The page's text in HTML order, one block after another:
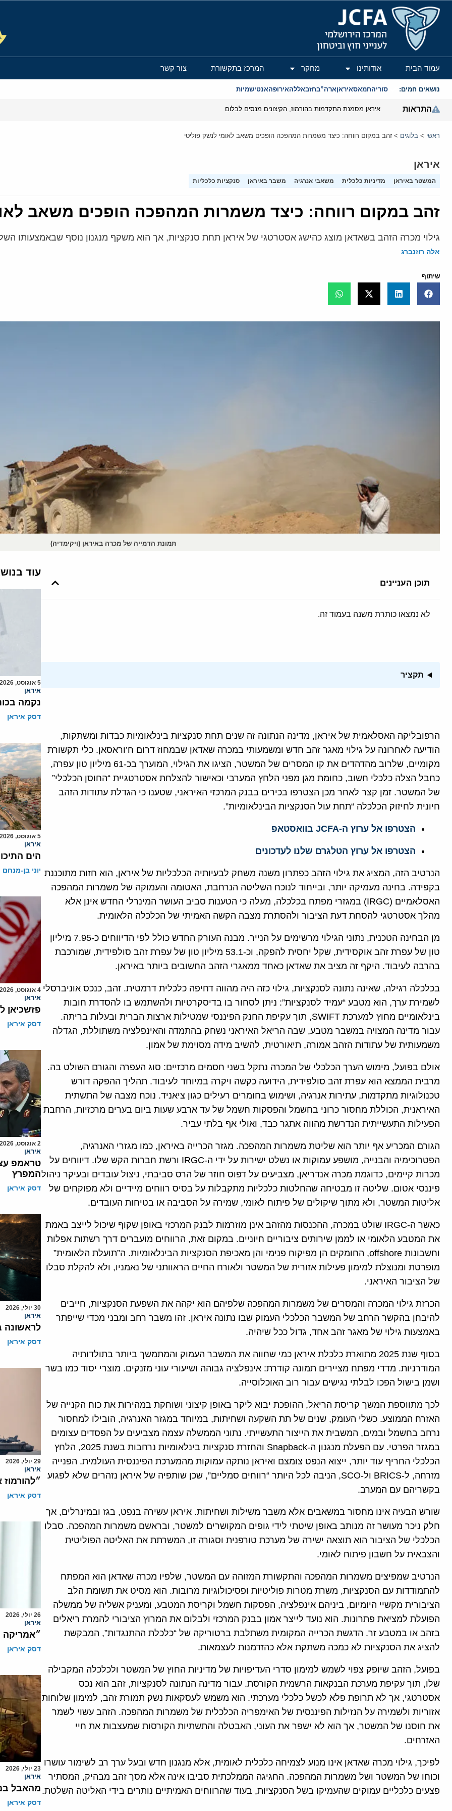
המרכז הירושלמי לענייני חוץ וביטחון
עמוד הבית אודותינו מחקר המרכז בתקשורת צור קשר
נושאים חמים: סוריהחמאסאיראןארה”בחזבאללהאירופהאנטישמיות
התראות איראן מסמנת התקדמות בהורמוז, הקיצונים מנסים לבלום
ראשי > בלוגים > זהב במקום רווחה: כיצד משמרות המהפכה הופכים משאב לאומי לנשק פוליטי
איראן
המשטר באיראן מדיניות כלכלית משאבי אנרגיה משבר באיראן סנקציות כלכליות
זהב במקום רווחה: כיצד משמרות המהפכה הופכים משאב
גילוי מכרה הזהב בשאדאן מוצג כהישג אסטרטגי של איראן תחת סנקציות, אך הוא משקף מנגנון נוסף שבאמצעותו
אלה רוזנברג
שיתוף
תמונת הדמייה של מכרה באיראן (ויקימדיה)
תוכן העניינים
לא נמצאו כותרת משנה בעמוד זה.
תקציר
הרפובליקה האסלאמית של איראן, מדינה הנתונה זה שנים תחת סנקציות בינלאומיות כבדות ומשתקות,
הודיעה לאחרונה על גילוי מאגר זהב חדש ומשמעותי במכרה שאדאן שבמחוז דרום ח’וראסאן. כלי תקשורת
מקומיים, שלרוב מהדהדים את קו המסרים של המשטר, הציגו את הגילוי, המוערך בכ-61 מיליון טון עפרה,
כחבל הצלה כלכלי חשוב, כחומת מגן מפני הלחץ המערבי וכאישור להצלחת אסטרטגיית “החוסן הכלכלי”
של המשטר. זמן קצר לאחר מכן הצטרפו בכירים בבנק המרכזי האיראני, שטענו כי הגדלת עתודות הזהב
חיונית לחיזוק הכלכלה “תחת עול הסנקציות הבינלאומיות”.
הצטרפו אל ערוץ ה-JCFA בוואסטאפ
הצטרפו אל ערוץ הטלגרם שלנו לעדכונים
הנרטיב הזה, המציג את גילוי הזהב כפתרון משנה משחק לבעיותיה הכלכליות של איראן, הוא חזות מתוכננת
בקפידה. בחינה מעמיקה יותר, ובייחוד לנוכח השליטה הנרחבת, האטומה והעמוקה של משמרות המהפכה
האסלאמיים (IRGC) במגזרי מפתח בכלכלה, מעלה כי הטענות סביב העושר המינרלי החדש אינן אלא
מהלך אסטרטגי להסחת דעת הציבור ולהסתרת מצבה הקשה האמיתי של הכלכלה הלאומית.
מן הבחינה הטכנית, נתוני הגילוי מרשימים על הנייר. מבנה העורק החדש כולל לפי הדיווחים כ-7.95 מיליון
טון של עפרת זהב אוקסידית, שקל יחסית להפקה, וכ-53.1 מיליון טון של עפרת זהב סולפידית, שמורכבת
בהרבה לעיבוד. היקף זה מציב את שאדאן כאחד ממאגרי הזהב החשובים ביותר באיראן.
בכלכלה רגילה, שאינה נתונה לסנקציות, גילוי כזה היה מהווה דחיפה כלכלית דרמטית. זהב, כנכס אוניברסלי
לשמירת ערך, הוא מטבע “עמיד לסנקציות”: ניתן לסחור בו בדיסקרטיות ולהשתמש בו להסדרת חובות
בינלאומיים מחוץ למערכת SWIFT, תוך עקיפת החנק הפיננסי שמטילות ארצות הברית ובעלות בריתה.
עבור מדינה המצויה במשבר מטבע, שבה הריאל האיראני נשחק בהתמדה והאינפלציה משתוללת, הגדלה
משמעותית של עתודות הזהב אמורה, תיאורטית, להשיב מידה מסוימת של אמון.
אולם בפועל, מימוש הערך הכלכלי של המכרה נתקל בשני חסמים מרכזיים: סוג העפרה והגורם השולט בה.
מרבית הממצא הוא עפרת זהב סולפידית, הידועה כקשה ויקרה במיוחד לעיבוד. תהליך ההפקה דורש
טכנולוגיות מתקדמות, עתירות אנרגיה, ושימוש בחומרים רעילים כגון ציאניד. נוכח מצבה של התשתית
האיראנית, הכוללת מחסור כרוני בחשמל והפסקות חשמל של עד ארבע שעות ביום בערים מרכזיות, הרחבת
הפעילות התעשייתית הנדרשת מהווה אתגר כבד, ואולי אף בלתי עביר.
הגורם המכריע אף יותר הוא שליטת משמרות המהפכה. מגזר הכרייה באיראן, כמו מגזרי האנרגיה,
הפטרוכימיה והבנייה, מושפע עמוקות או נשלט ישירות על ידי ה-IRGC ורשת חברות הקש שלו. דיווחים על
מכרות קיימים, כדוגמת מכרה אנדריאן, מצביעים על דפוס חוזר של הרס סביבתי, ניצול עובדים ובעיקר ניהול
פיננסי אטום. שליטה זו מבטיחה שהחלטות כלכליות מתקבלות על בסיס רווחים מיידיים ולא מפוקחים של
אליטות המשטר, ולא מתוך שיקולים של פיתוח לאומי, שמירה על הסביבה או בטיחות העובדים.
כאשר ה-IRGC שולט במכרה, ההכנסות מהזהב אינן מוזרמות לבנק המרכזי באופן שקוף שיכול לייצב באמת
את המטבע הלאומי או לממן שירותים ציבוריים חיוניים. במקום זאת, הרווחים מועברים דרך רשתות אפלות
וחשבונות offshore, החומקים הן מפיקוח פנימי והן מאכיפת הסנקציות הבינלאומיות. ה”תועלת הלאומית”
מופרטת ומנוצלת למימון פעילות אזורית של המשטר ולאורח החיים הראוותני של נאמניו, ולא להקלת סבלו
של הציבור האיראני.
הכרזת גילוי המכרה והמסרים של משמרות המהפכה שלפיהם הוא יקהה את השפעת הסנקציות, חייבים
להיבחן בהקשר הרחב של המשבר הכלכלי העמוק שבו נתונה איראן. זהו משבר רחב ומבני מכדי שייפתר
באמצעות גילוי של מאגר זהב אחד, גדול ככל שיהיה.
בסוף שנת 2025 מתוארת כלכלת איראן כמי שחווה את המשבר העמוק והמתמשך ביותר בתולדותיה
המודרניות. מדדי מפתח מציירים תמונה קודרת: אינפלציה גבוהה ושיעורי עוני מזנקים. מוצרי יסוד כמו בשר
ושמן בישול הפכו לבלתי נגישים עבור רוב האוכלוסייה.
לכך מתווספת המשך קריסת הריאל, ההופכת יבוא ליקר באופן קיצוני ושוחקת במהירות את כוח הקנייה של
האזרח הממוצע. כשלי העומק, שנים של תת השקעה ושחיתות, במיוחד במגזר האנרגיה, הובילו למחסור
נרחב בחשמל ובמים, המשבית את הייצור התעשייתי. נתוני הממשלה עצמה מצביעים על הפסדים עצומים
במגזר הפרטי. עם הפעלת מנגנון ה-Snapback והחזרת סנקציות בינלאומיות נרחבות בשנת 2025, הלחץ
הכלכלי החריף עוד יותר, ייצוא הנפט צומצם ואיראן נותקה עמוקות מהמערכת הפיננסית העולמית. הפנייה
מזרחה, ל-BRICS ול-SCO, הניבה לכל היותר “רווחים סמליים”, שכן שותפיה של איראן נזהרים שלא לפגוע
בקשריהם עם המערב.
שורש הבעיה אינו מחסור במשאבים אלא משבר משילות ושחיתות. איראן עשירה בנפט, בגז ובמינרלים, אך
חלק ניכר מעושר זה מנותב באופן שיטתי לידי גופים המקושרים למשטר, ובראשם משמרות המהפכה. סבלו
הכלכלי של הציבור הוא תוצאה ישירה של מערכת טורפנית וסגורה זו, המשרתת את האליטה הפוליטית
והצבאית על חשבון פיתוח לאומי.
הנרטיב שמפיצים משמרות המהפכה והתקשורת המזוהה עם המשטר, שלפיו מכרה שאדאן הוא המפתח
להתמודדות עם הסנקציות, משרת מטרות פוליטיות ופסיכולוגיות מרובות. הוא מסיט את תשומת הלב
הציבורית מקשיי היומיום, ביניהם אינפלציה, הפסקות חשמל וקריסת המטבע, ומעניק אשליה של ממשלה
הפועלת למציאת פתרונות. הוא נועד לייצר אמון בבנק המרכזי ולבלום את המרוץ הציבורי להמרת ריאלים
בזהב או במטבע זר. הדגשת הכרייה המקומית משתלבת ברטוריקה של “כלכלת ההתנגדות”, המבקשת
להציג את הסנקציות לא כמכה משתקת אלא כהזדמנות לעצמאות.
בפועל, הזהב שיופק צפוי לשמש למימון סדרי העדיפויות של מדיניות החוץ של המשטר ולכלכלה המקבילה
שלו, תוך עקיפת מערכת הבנקאות הרשמית הקורסת. עבור מדינה הנתונה לסנקציות, זהב הוא נכס
אסטרטגי, אך לא תרופת פלא לכשל כלכלי מערכתי. הוא משמש לעסקאות נשק תמורת זהב, למימון שלוחות
אזוריות ולשמירה על הנזילות הפיננסית של האימפריה הכלכלית של משמרות המהפכה. הזהב עשוי לשמר
את חוסנו של המשטר, אך הוא לא ישפר את העוני, האבטלה והתשתיות הקורסות שמעצבות את חיי
האזרחים.
לפיכך, גילוי מכרה שאדאן אינו מנוע לצמיחה כלכלית לאומית, אלא מנגנון חדש ובעל ערך רב לשימור עושרו
וכוחו של המשטר ושל משמרות המהפכה. החגיגה הממלכתית סביבו אינה אלא מסך זהב מבהיק, המסתיר
פצעים כלכליים עמוקים שהעמיקו בשל הסנקציות, בעוד שהרווחים האמיתיים נותרים בידי האליטה השלטת.
עוד
5 אוגוסט, 2026
איראן
נקמה
דסק איראן
5 אוגוסט, 2026
איראן
הים
יוני בן-מנחם
4 אוגוסט, 2026
איראן
פזשכיאן
דסק איראן
2 אוגוסט, 2026
איראן
טראמפ
המפרץ
דסק איראן
30 יולי, 2026
איראן
לראשונה
דסק איראן
29 יולי, 2026
איראן
דסק איראן
26 יולי, 2026
איראן
דסק איראן
23 יולי, 2026
איראן
מהאבל
דסק איראן